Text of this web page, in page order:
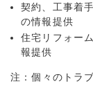
契約、工事着
の情報提供
住宅リフォー
報提供
注：個々のトラ